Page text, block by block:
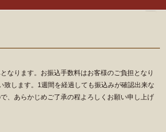
なります。お振込手数料はお客様のご負担となり
致します。1週間を経過しても振込みが確認出来な
、あらかじめご了承の程よろしくお願い申し上げ